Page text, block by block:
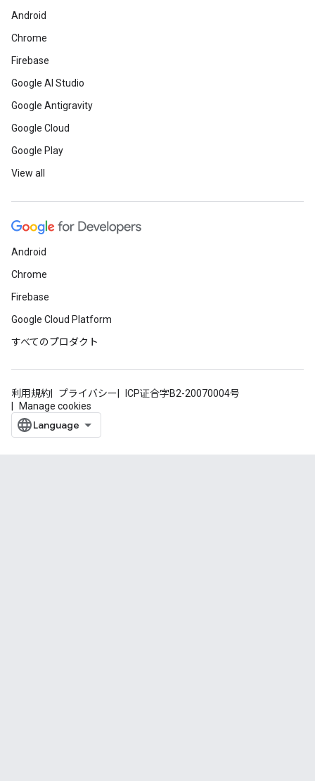
Android
Chrome
Firebase
Google AI Studio
Google Antigravity
Google Cloud
Google Play
View all
Android
Chrome
Firebase
Google Cloud Platform
すべてのプロダクト
利用規約 プライバシー
ICP证合字B2-20070004号
Manage cookies